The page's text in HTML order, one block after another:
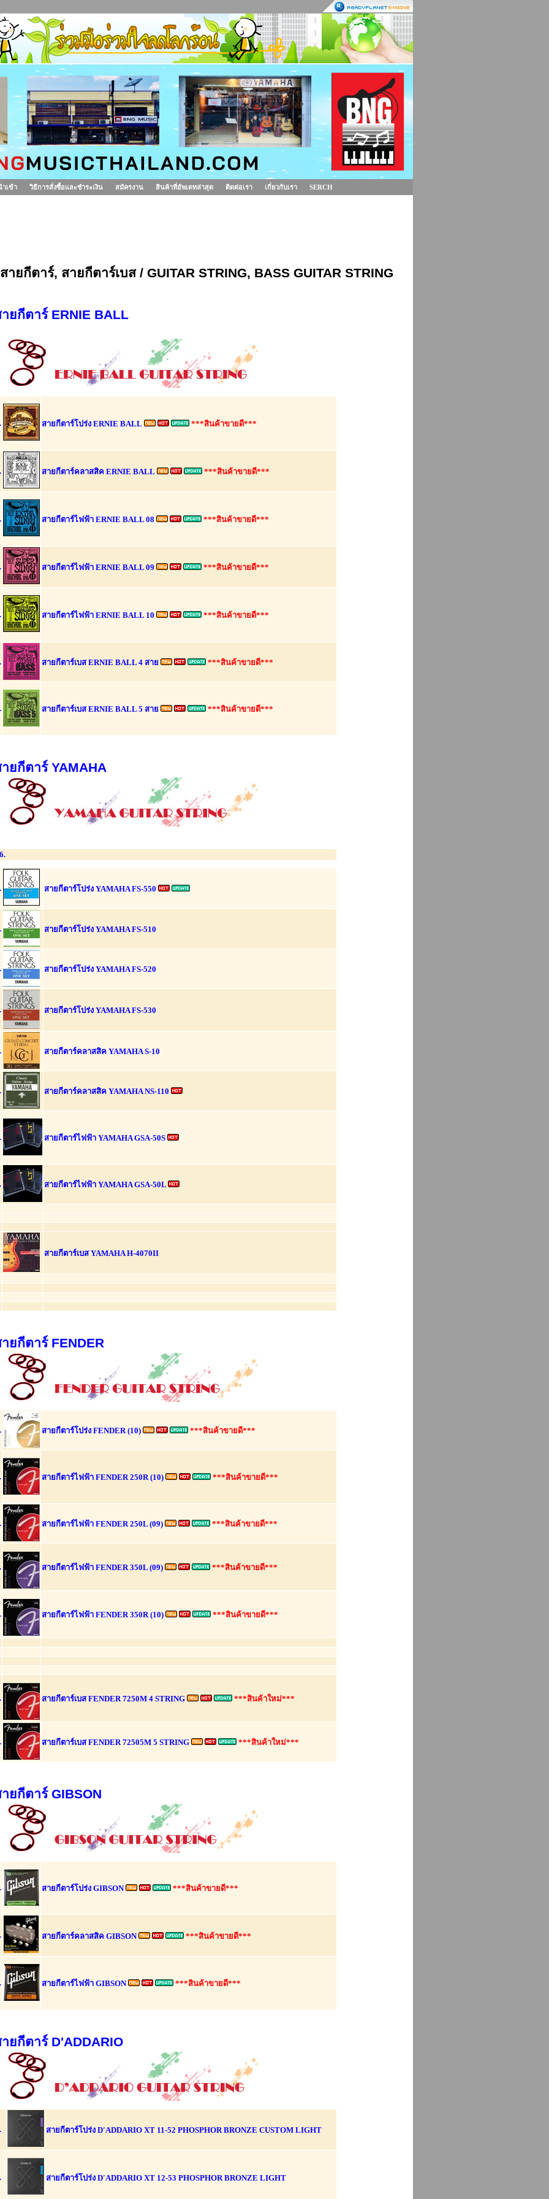
เข้า วิธีการสั่งซื้อและชำระเงิน สมัครงาน สินค้าที่อัพเดทล่าสุด ติดต่อเรา เกี่ยวกับเรา SERCH
สายกีตาร์, สายกีตาร์เบส / GUITAR STRING, BASS GUITAR STRING
ยกีตาร์ ERNIE BALL
สายกีตาร์โปร่ง ERNIE BALL ***สินค้าขายดี***
สายกีตาร์คลาสสิค ERNIE BALL ***สินค้าขายดี***
สายกีตาร์ไฟฟ้า ERNIE BALL 08 ***สินค้าขายดี***
สายกีตาร์ไฟฟ้า ERNIE BALL 09 ***สินค้าขายดี***
สายกีตาร์ไฟฟ้า ERNIE BALL 10 ***สินค้าขายดี***
สายกีตาร์เบส ERNIE BALL 4 สาย ***สินค้าขายดี***
สายกีตาร์เบส ERNIE BALL 5 สาย ***สินค้าขายดี***
ยกีตาร์ YAMAHA
สายกีตาร์โปร่ง YAMAHA FS-550
สายกีตาร์โปร่ง YAMAHA FS-510
สายกีตาร์โปร่ง YAMAHA FS-520
สายกีตาร์โปร่ง YAMAHA FS-530
สายกีตาร์คลาสสิค YAMAHA S-10
สายกีตาร์คลาสสิค YAMAHA NS-110
สายกีตาร์ไฟฟ้า YAMAHA GSA-50S
สายกีตาร์ไฟฟ้า YAMAHA GSA-50L
สายกีตาร์เบส YAMAHA H-4070II
ยกีตาร์ FENDER
สายกีตาร์โปร่ง FENDER (10) ***สินค้าขายดี***
สายกีตาร์ไฟฟ้า FENDER 250R (10) ***สินค้าขายดี***
สายกีตาร์ไฟฟ้า FENDER 250L (09) ***สินค้าขายดี***
สายกีตาร์ไฟฟ้า FENDER 350L (09) ***สินค้าขายดี***
สายกีตาร์ไฟฟ้า FENDER 350R (10) ***สินค้าขายดี***
สายกีตาร์เบส FENDER 7250M 4 STRING ***สินค้าใหม่***
สายกีตาร์เบส FENDER 72505M 5 STRING ***สินค้าใหม่***
ยกีตาร์ GIBSON
สายกีตาร์โปร่ง GIBSON ***สินค้าขายดี***
สายกีตาร์คลาสสิค GIBSON ***สินค้าขายดี***
สายกีตาร์ไฟฟ้า GIBSON ***สินค้าขายดี***
ยกีตาร์ D'ADDARIO
สายกีตาร์โปร่ง D'ADDARIO XT 11-52 PHOSPHOR BRONZE CUSTOM LIGHT
สายกีตาร์โปร่ง D'ADDARIO XT 12-53 PHOSPHOR BRONZE LIGHT